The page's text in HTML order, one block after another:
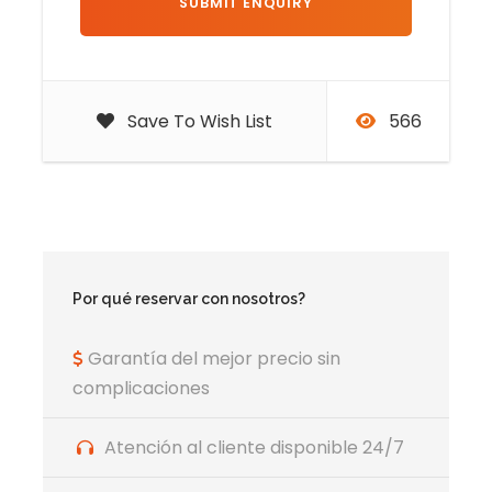
Save To Wish List 566
Por qué reservar con nosotros?
Garantía del mejor precio sin
complicaciones
Atención al cliente disponible 24/7
sales de la ciudad y atraviesas las pintorescas
montañas del Medio Atlas. La carretera te lleva
continuarás hacia el bosque de cedros de
de Berbería que viven en libertad en los
árboles.
A continuación, la ruta desciende hacia el valle